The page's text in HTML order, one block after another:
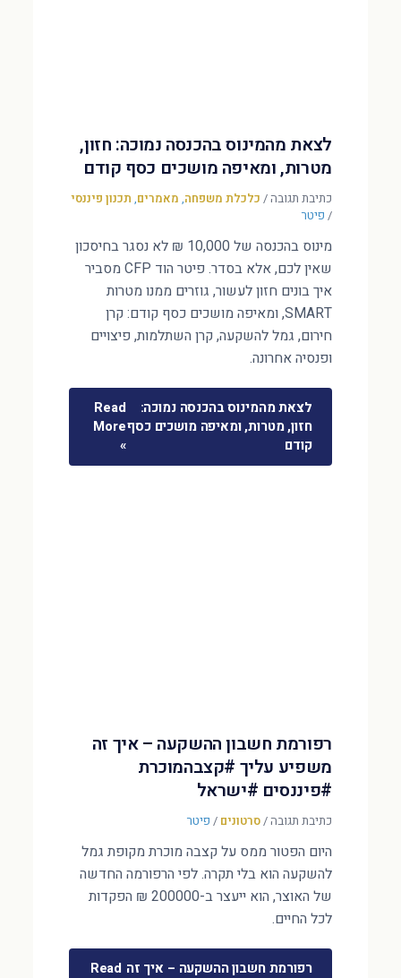
לצאת מהמינוס בהכנסה נמוכה: חזון,
מטרות, ומאיפה מושכים כסף קודם
כתיבת תגובה/ כלכלת משפחה, מאמרים, תכנון פיננסי
/ פיטר
מינוס בהכנסה של 10,000 ₪ לא נסגר בחיסכון
שאין לכם, אלא בסדר. פיטר הוד CFP מסביר
איך בונים חזון לעשור, גוזרים ממנו מטרות
SMART, ומאיפה מושכים כסף קודם: קרן
חירום, גמל להשקעה, קרן השתלמות, פיצויים
ופנסיה אחרונה.
לצאת מהמינוס בהכנסה נמוכה:
חזון, מטרות, ומאיפה מושכים כסף
קודם
Read
More
»
רפורמת חשבון ההשקעה – איך זה
משפיע עליך #קצבהמוכרת
#פיננסים #ישראל
כתיבת תגובה/סרטונים / פיטר
היום הפטור ממס על קצבה מוכרת מקופת גמל
להשקעה הוא בלי תקרה. לפי הרפורמה החדשה
של האוצר, הוא ייעצר ב-200000 ₪ הפקדות
לכל החיים.
רפורמת חשבון ההשקעה – איך זה Read